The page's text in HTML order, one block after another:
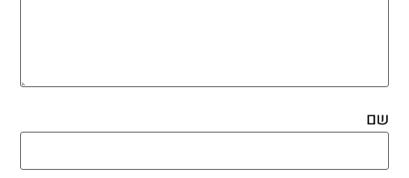
שם